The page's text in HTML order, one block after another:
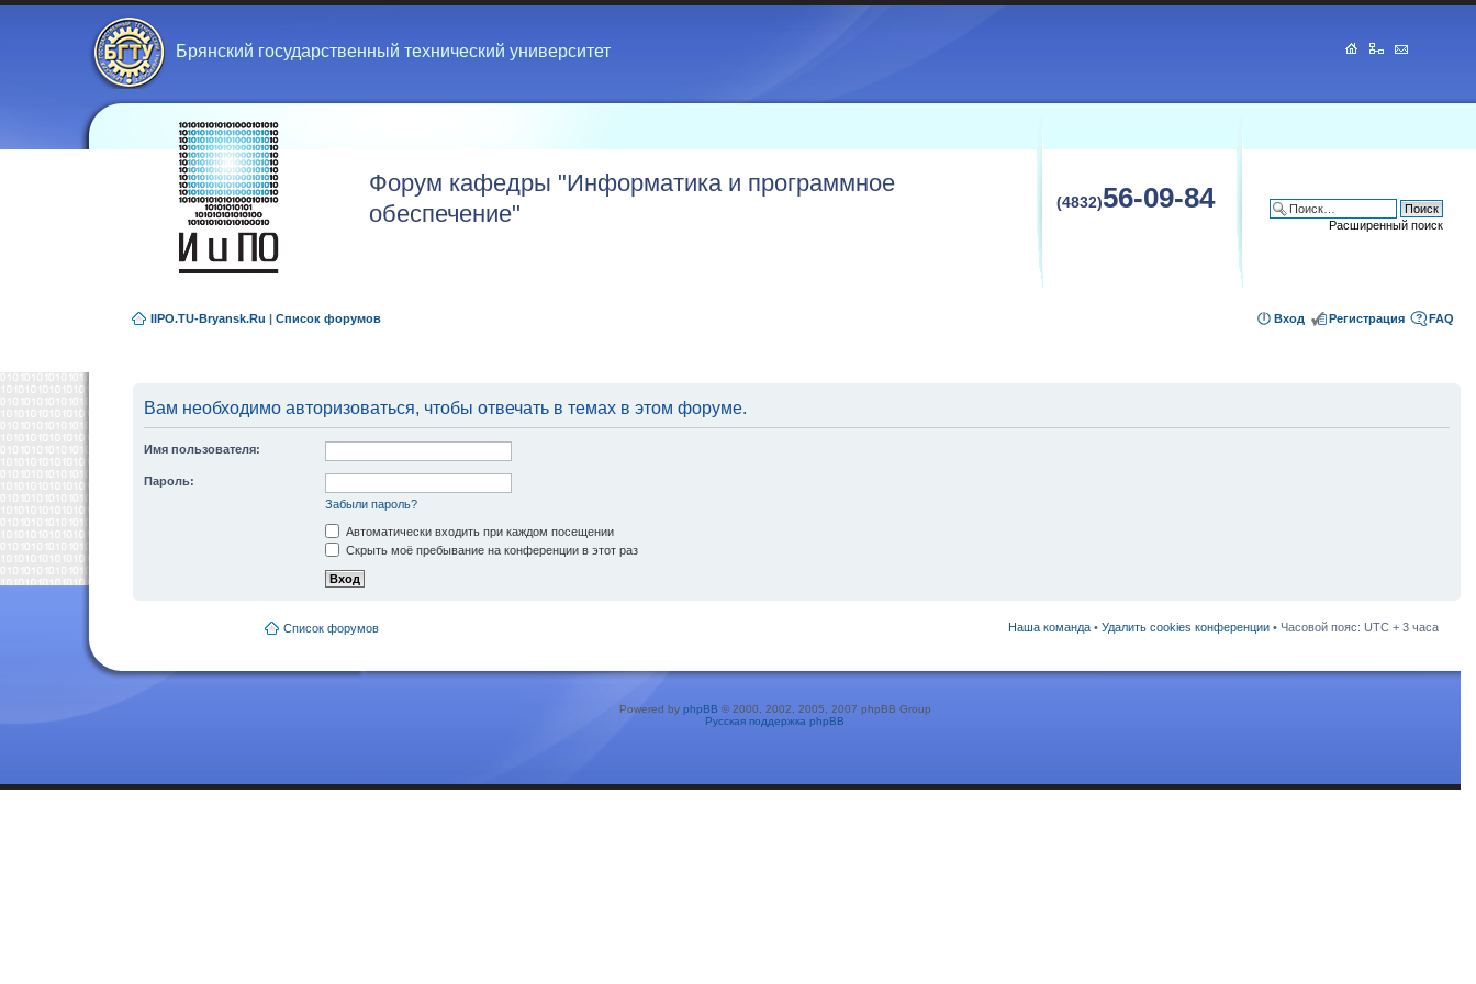
Брянский государственный технический университет
Форум кафедры "Информатика и программное
обеспечение"
(4832)56-09-84
Расширенный поиск
IIPO.TU-Bryansk.Ru | Список форумов FAQ
Регистрация
Вход
Вам необходимо авторизоваться, чтобы отвечать в темах в этом форуме.
Имя пользователя:
Пароль:
Забыли пароль?
Автоматически входить при каждом посещении
Скрыть моё пребывание на конференции в этот раз
Список форумов Наша команда • Удалить cookies конференции • Часовой пояс: UTC + 3 часа
Powered by phpBB © 2000, 2002, 2005, 2007 phpBB Group
Русская поддержка phpBB